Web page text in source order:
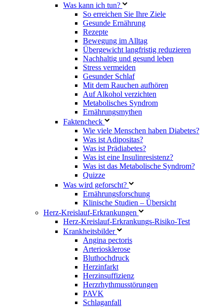
Was kann ich tun?
So erreichen Sie Ihre Ziele
Gesunde Ernährung
Rezepte
Bewegung im Alltag
Übergewicht langfristig reduzieren
Nachhaltig und gesund leben
Stress vermeiden
Gesunder Schlaf
Mit dem Rauchen aufhören
Auf Alkohol verzichten
Metabolisches Syndrom
Ernährungsmythen
Faktencheck
Wie viele Menschen haben Diabetes?
Was ist Adipositas?
Was ist Prädiabetes?
Was ist eine Insulinresistenz?
Was ist das Metabolische Syndrom?
Quizze
Was wird geforscht?
Ernährungsforschung
Klinische Studien – Übersicht
Herz-Kreislauf-Erkrankungen
Herz-Kreislauf-Erkrankungs-Risiko-Test
Krankheitsbilder
Angina pectoris
Arteriosklerose
Bluthochdruck
Herzinfarkt
Herzinsuffizienz
Herzrhythmusstörungen
PAVK
Schlaganfall